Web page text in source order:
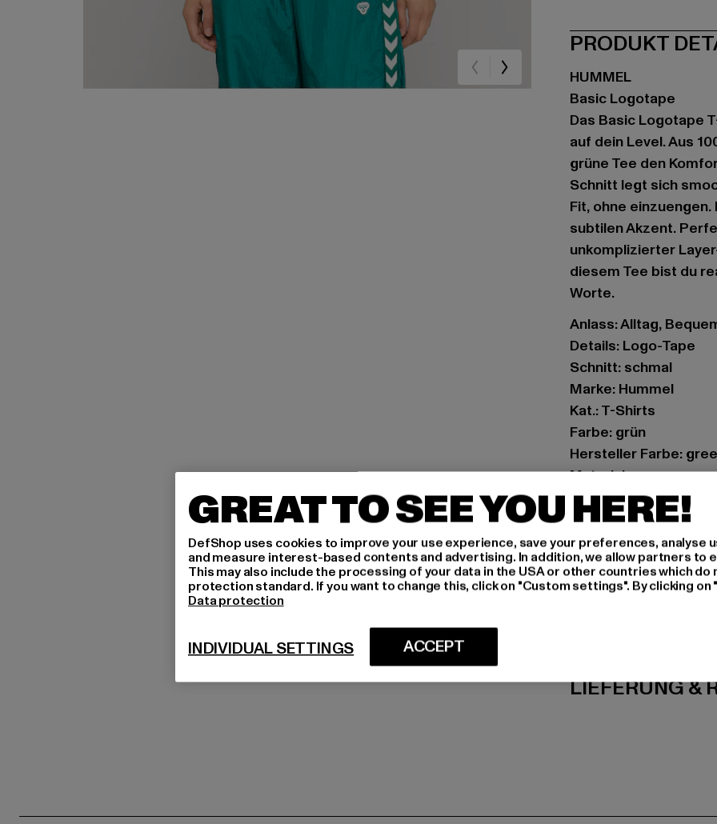
PRODUKT
HUMMEL
Basic Logotape
Das Basic Logotape
auf dein Level. Aus
grüne Tee den
Schnitt legt sich
Fit, ohne
subtilen Akzent.
unkomplizierter
diesem Tee bist du
Worte.
Anlass: Alltag,
Details: Logo-Tape
Schnitt: schmal
Marke: Hummel
Kat.: T-Shirts
Farbe: grün
Hersteller Farbe:
Art.Nr: HUW126-004-
Hersteller: HUMMEL
Balticagade 20 | 8000
LIEFERUNG &
GREAT TO SEE YOU HERE!
DefShop uses cookies to improve your use experience, save your preferences, analyse
and measure interest-based contents and advertising. In addition, we allow partners to
This may also include the processing of your data in the USA or other countries which do
protection standard. If you want to change this, click on "Custom settings". By clicking
Data protection
ACCEPT
INDIVIDUAL SETTINGS